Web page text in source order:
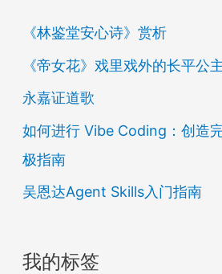
《林鉴堂安心诗》赏析
《帝女花》戏里戏外的长平公
永嘉证道歌
如何进行 Vibe Coding：创造
极指南
吴恩达Agent Skills入门指南
我的标签